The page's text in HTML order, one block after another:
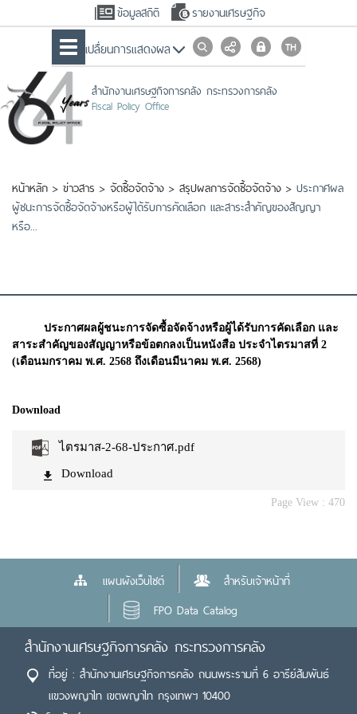
ข้อมูลสถิติ รายงานเศรษฐกิจ
เปลื่ยนการแสดงผล
สำนักงานเศรษฐกิจการคลัง กระทรวงการคลัง
Fiscal Policy Office
หน้าหลัก > ข่าวสาร > จัดซื้อจัดจ้าง > สรุปผลการจัดซื้อจัดจ้าง > ประกาศผล
ผู้ชนะการจัดซื้อจัดจ้างหรือผู้ได้รับการคัดเลือก และสาระสำคัญของสัญญา
หรือ...
ประกาศผลผู้ชนะการจัดซื้อจัดจ้างหรือผู้ได้รับการคัดเลือก และ
สาระสำคัญของสัญญาหรือข้อตกลงเป็นหนังสือ ประจำไตรมาสที่ 2
(เดือนมกราคม พ.ศ. 2568 ถึงเดือนมีนาคม พ.ศ. 2568)
Download
ไตรมาส-2-68-ประกาศ.pdf
Download
Page View : 470
แผนผังเว็บไซต์
สำหรับเจ้าหน้าที่
FPO Data Catalog
สำนักงานเศรษฐกิจการคลัง กระทรวงการคลัง
ที่อยู่ : สำนักงานเศรษฐกิจการคลัง ถนนพระรามที่ 6 อารีย์สัมพันธ์
แขวงพญาไท เขตพญาไท กรุงเทพฯ 10400